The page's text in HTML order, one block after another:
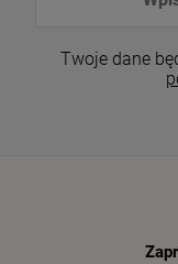
Twoje dane